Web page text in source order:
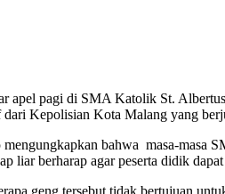
apel pagi di SMA Katolik St.
Kepolisian Kota Malang yang
bahwa masa-masa
liar berharap agar peserta didik